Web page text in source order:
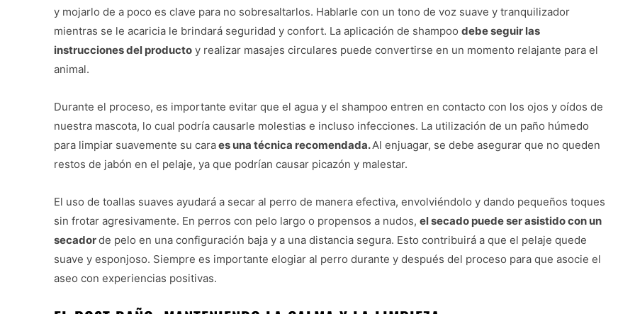
y mojarlo de a poco es clave para no sobresaltarlos. Hablarle con un tono de voz suave y tranquilizador
mientras se le acaricia le brindará seguridad y confort. La aplicación de shampoo debe seguir las
instrucciones del producto y realizar masajes circulares puede convertirse en un momento relajante para el
animal.
Durante el proceso, es importante evitar que el agua y el shampoo entren en contacto con los ojos y oídos de
nuestra mascota, lo cual podría causarle molestias e incluso infecciones. La utilización de un paño húmedo
para limpiar suavemente su caraes una técnica recomendada.Al enjuagar, se debe asegurar que no queden
restos de jabón en el pelaje, ya que podrían causar picazón y malestar.
El uso de toallas suaves ayudará a secar al perro de manera efectiva, envolviéndolo y dando pequeños toques
sin frotar agresivamente. En perros con pelo largo o propensos a nudos, el secado puede ser asistido con un
secadorde pelo en una configuración baja y a una distancia segura. Esto contribuirá a que el pelaje quede
suave y esponjoso. Siempre es importante elogiar al perro durante y después del proceso para que asocie el
aseo con experiencias positivas.